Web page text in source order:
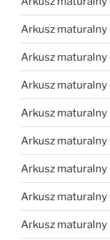
Arkusz
Arkusz
Arkusz
Arkusz
Arkusz maturalny
Arkusz maturalny
Arkusz maturalny
Arkusz maturalny